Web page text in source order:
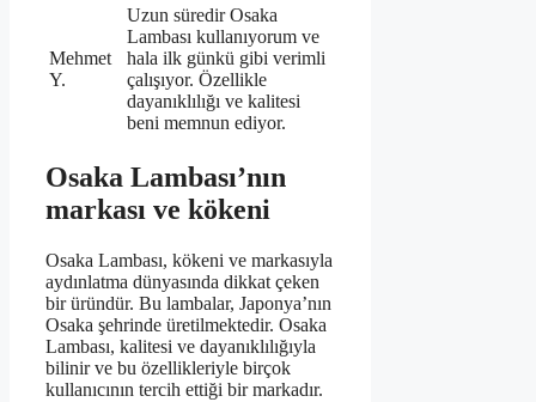
Mehmet
Y.
Uzun süredir Osaka
Lambası kullanıyorum ve
hala ilk günkü gibi verimli
çalışıyor. Özellikle
dayanıklılığı ve kalitesi
beni memnun ediyor.
Osaka Lambası’nın
markası ve kökeni
Osaka Lambası, kökeni ve markasıyla
aydınlatma dünyasında dikkat çeken
bir üründür. Bu lambalar, Japonya’nın
Osaka şehrinde üretilmektedir. Osaka
Lambası, kalitesi ve dayanıklılığıyla
bilinir ve bu özellikleriyle birçok
kullanıcının tercih ettiği bir markadır.